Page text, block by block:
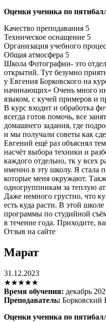
Оценки ученика по
Качество преподавания 5
Техническое оснащение 5
Организация учебного
Общая атмосфера 5
Школа Фотографии- это
открытий. Тут безумно
у Евгения Борковского на
начинающих» Очень много
языком, с кучей примеров и
В курс входит и обработка
всегда готов помочь, все
домашнего задания, где
и мы получали советы как
Евгений ещё раз объяснял
насчёт выбора техники и
каждого отдельно, тк у всех
именно в эту школу. Я стала
которые меня окружают.
одногруппникам за теплую
Даже немного грустно, что
есть куда расти. В этой
программы по студийной
в течение года. Приходите,
Отзыв на сайте
Марат
31.12.2023
★★★★★
Время обучения: декабрь
Преподаватель: Борковский
Оценки ученика по